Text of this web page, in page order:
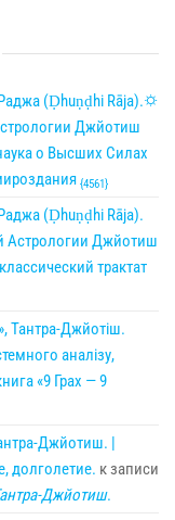
(Ḍhuṇḍhi Rāja).🌣
Джйотиш
о Высших Силах
{4561}
(Ḍhuṇḍhi Rāja).
Астрологии Джйотиш
трактат
Тантра-Джйотіш.
аналізу,
«9 Грах — 9
Джйотиш. |
долголетие. к записи
Джйотиш.